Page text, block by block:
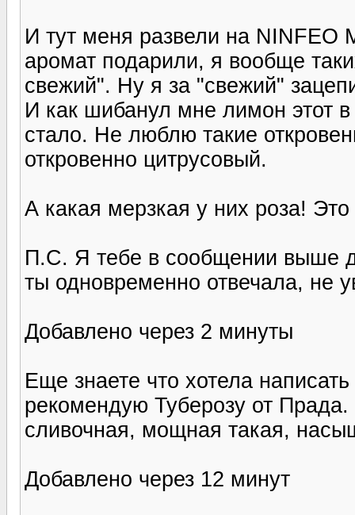
И тут меня развели на NINFEO
аромат подарили, я вообще
свежий". Ну я за "свежий"
И как шибанул мне лимон этот
стало. Не люблю такие
откровенно цитрусовый.
А какая мерзкая у них роза!
П.С. Я тебе в сообщении выше
ты одновременно отвечала, не
Добавлено через 2 минуты
Еще знаете что хотела
рекомендую Туберозу от
сливочная, мощная такая,
Добавлено через 12 минут